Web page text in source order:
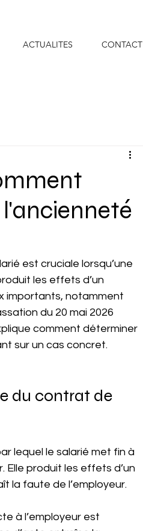
ACTUALITES CONTACT
est cruciale lorsqu’une
les effets d’un
importants, notamment
du 20 mai 2026
comment déterminer
sur un cas concret.
du contrat de
lequel le salarié met fin à
Elle produit les effets d’un
la faute de l’employeur.
à l’employeur est